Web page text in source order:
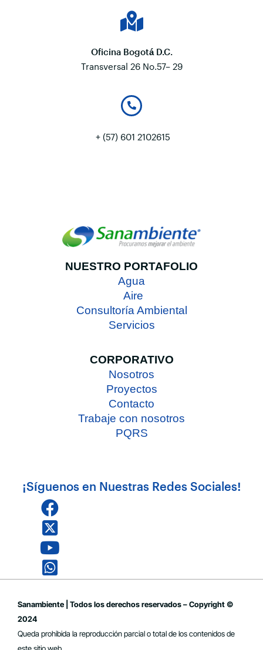
Oficina Bogotá D.C.
Transversal 26 No.57– 29
+ (57) 601 2102615
NUESTRO PORTAFOLIO
Agua
Aire
Consultoría Ambiental
Servicios
CORPORATIVO
Nosotros
Proyectos
Contacto
Trabaje con nosotros
PQRS
¡Síguenos en Nuestras Redes Sociales!
Sanambiente | Todos los derechos reservados – Copyright ©
2024
Queda prohibida la reproducción parcial o total de los contenidos de